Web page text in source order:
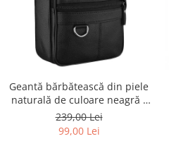
Geantă bărbătească din piele
naturală de culoare neagră -
Rovicky PTR-R-ST7-01-7571-
BLACK
239,00 Lei
99,00 Lei